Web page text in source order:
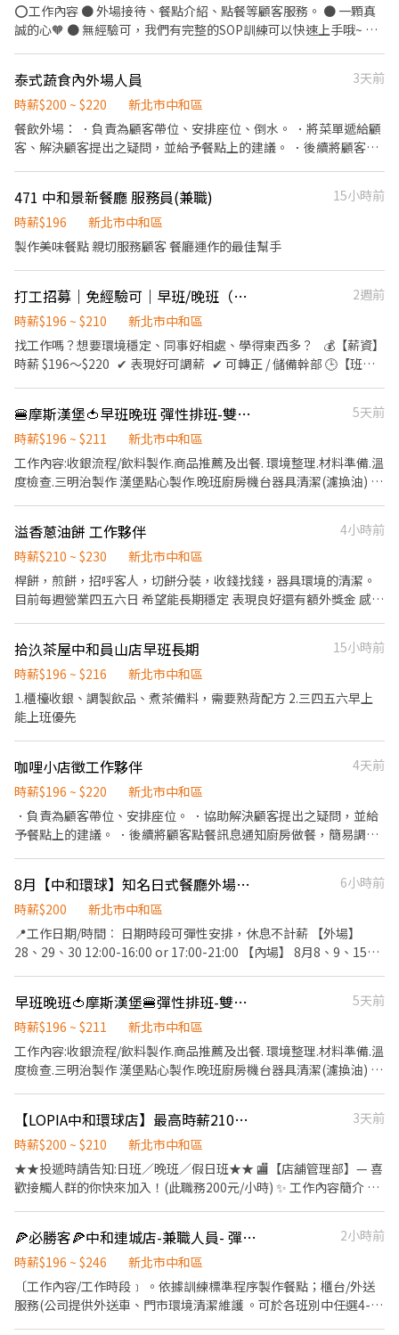
⭕工作內容 ● 外場接待、餐點介紹、點餐等顧客服務。 ● 一顆真
誠的心🧡 ● 無經驗可，我們有完整的SOP訓練可以快速上手哦~ ●
天上班哦~) ⭕薪資 ● 本薪196元起~222元。 ● 只要有上班出勤(不
限時數)， 每小時另核發15元獎金， 時薪+獎金為196+15至222+15
元。 ● 若當月工時滿65小時以上， 每小時另核發15元津貼， 時薪
+津貼為196+15至222+15元。 ✅也就是當月出勤滿65小時以上，
● 生日禮金、其他專案獎金。 ● 每半年舉辦晉升考試，通過即調
薪。
泰式蔬食內外場人員
3天前
時薪$200 ~ $220
新北市中和區
餐飲外場： ．負責為顧客帶位、安排座位、倒水。 ．將菜單遞給顧
客、解決顧客提出之疑問，並給予餐點上的建議。 ．後續將顧客點
負責結帳、收銀等工作。 餐飲內場： ．擔任廚師的助手，處理烹飪
前與烹飪中之準備工作與其他餐廳相關事務。 ．負責洗、剝、削、
切各種食材。 ．負責清理工作環境、設備和餐具。 ．準備不同餐點
471 中和景新餐廳 服務員(兼職)
15小時前
時薪$196
新北市中和區
製作美味餐點 親切服務顧客 餐廳運作的最佳幫手
打工招募｜免經驗可｜早班/晚班（粥大福 中和莒光店）
2週前
時薪$196 ~ $210
新北市中和區
找工作嗎？想要環境穩定、同事好相處、學得東西多？ 💰【薪資】
時薪 $196～$220 ✔ 表現好可調薪 ✔ 可轉正 / 儲備幹部 🕒【班表
你 🧑‍🍳【工作內容（全都有教）】 外場：點餐、結帳、出餐協助、
桌面整理、外帶打包 內場：傳餐、備料（簡單洗切）、洗碗機、環
境清潔補料 👉 內容不難，照流程走就會了 👉 團隊氛圍輕鬆好配合
✔【我們期待的你】 * 無經驗也可以！ * 做事細心、負責 * 願意學、
能配合團隊 📮 應徵方式 直接投遞履歷安排面試 請自備簡歷到店裡
🍔摩斯漢堡🍅早班晚班 彈性排班-雙和醫院內
5天前
時薪$196 ~ $211
新北市中和區
工作內容:收銀流程/飲料製作.商品推薦及出餐. 環境整理.材料準備.溫
度檢查.三明治製作 漢堡點心製作.晚班廚房機台器具清潔(濾換油) 上
生可依課表彈性排班」 歡迎二度就業、兼職第二份收入 🍔半價餐飲
～超划算！ 🍔在職第二個月起，每月免費漢堡2個 🍔有勞健保～照
政府規定走，每日薪資清清楚楚！ 🍔免費制服～衣服變小變大變髒
都可以換新的 🍔國定假日～薪資DOUBLE！雙倍薪水！ 🍔年度獎金
內忙碌，請勿來電， 歡迎直接小雞訊息店長～謝謝。 【 門市氛圍、
環境都很棒 】 【--MOS漢堡歡迎您的加入--】
溢香蔥油餅 工作夥伴
4小時前
時薪$210 ~ $230
新北市中和區
桿餅，煎餅，招呼客人，切餅分裝，收錢找錢，器具環境的清潔。
目前每週營業四五六日 希望能長期穩定 表現良好還有額外獎金 感謝
拾汣茶屋中和員山店早班長期
15小時前
時薪$196 ~ $216
新北市中和區
1.櫃檯收銀、調製飲品、煮茶備料，需要熟背配方 2.三四五六早上
能上班優先
咖哩小店徵工作夥伴
4天前
時薪$196 ~ $220
新北市中和區
．負責為顧客帶位、安排座位。 ．協助解決顧客提出之疑問，並給
予餐點上的建議。 ．後續將顧客點餐訊息通知廚房做餐，簡易調配
8月【中和環球】知名日式餐廳外場PT_時薪200
6小時前
時薪$200
新北市中和區
📍工作日期/時間︰ 日期時段可彈性安排，休息不計薪 【外場】
28、29、30 12:00-16:00 or 17:00-21:00 【內場】 8月8、9、15、
全黑防滑鞋 2. 可全時段、日期配合者優先排班 3. 薪資隔月15號匯款
發放，薪資截點為每月25號（9/26-10/25薪資11/15發放） ✨4. 彈
性排班定義：只報一兩天也沒關係，但報了就請務必出席🫡 ➡️若有
意願配合，請直接報名；評估為合適者會，會再文字及電話聯繫！
早班晚班🍅摩斯漢堡🍔彈性排班-雙和醫院內
5天前
時薪$196 ~ $211
新北市中和區
工作內容:收銀流程/飲料製作.商品推薦及出餐. 環境整理.材料準備.溫
度檢查.三明治製作 漢堡點心製作.晚班廚房機台器具清潔(濾換油) 上
生可依課表彈性排班」 歡迎二度就業、兼職第二份收入 🍔半價餐飲
～超划算！ 🍔在職第二個月起，每月免費漢堡2個 🍔有勞健保～照
政府規定走，每日薪資清清楚楚！ 🍔免費制服～衣服變小變大變髒
都可以換新的 🍔國定假日～薪資DOUBLE！雙倍薪水！ 🍔年度獎金
～把特休換成錢！做越久，領越多！ 其他時段彈性可訊息聊聊 *相
內忙碌，請勿來電， 歡迎直接小雞訊息店長～謝謝。 【 門市氛圍、
環境都很棒 】 【--MOS漢堡歡迎您的加入--】
【LOPIA中和環球店】最高時薪210元★日班／晚班／假日班．歡迎學生打工．二度就業★
3天前
時薪$200 ~ $210
新北市中和區
★★投遞時請告知:日班／晚班／假日班★★ 🏬【店舖管理部】— 喜
歡接觸人群的你快來加入！(此職務200元/小時) ✨ 工作內容簡介 ✨
營運支援 * 協助 收銀作業 及 自助結帳機 操作 🧾 * 整理 推車與購物
籃，保持賣場整潔 🛒 * 回應顧客詢問，協助處理現場簡易狀況 😊 🍽️
【熟食部門】— 喜歡料理香氣的你千萬別錯過！ 工作內容包含： *
在日式熟食區負責製作 LOPIA 招牌家常菜： 如手作 Pizza、日式
炸物等豐富料理🍕🍤 * 協助廚房出餐流程： 包含操作蒸烤箱、油
🍕必勝客🍕中和連城店-兼職人員- 彈性周排班 -"$196-$246"-
2小時前
時薪$196 ~ $246
新北市中和區
〔工作內容/工作時段﹞ 。依據訓練標準程序製作餐點；櫃台/外送
服務(公司提供外送車、門市環境清潔維護 。可於各班別中任選4-6